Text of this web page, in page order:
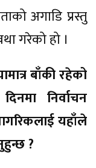
अगाडि प्रस्तु
गरेको हो ।
बाँकी रहेको
निर्वाचन
यहाँले
?